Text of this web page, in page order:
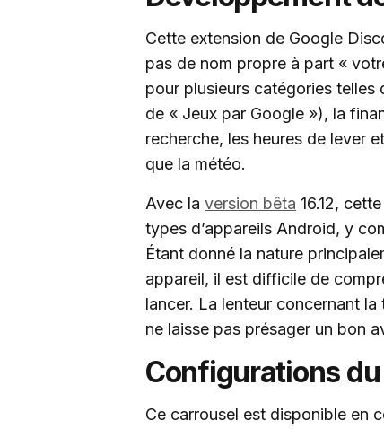
Cette extension de Google
pas de nom propre à part «
pour plusieurs catégories telles
de « Jeux par Google »), la
recherche, les heures de lever
que la météo.
Avec la version bêta 16.12,
types d’appareils Android, y
Étant donné la nature
appareil, il est difficile de
lancer. La lenteur concernant
ne laisse pas présager un bon
Configurations
Ce carrousel est disponible en